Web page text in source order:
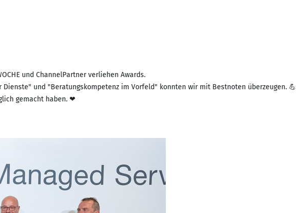
und ChannelPartner verliehen Awards.
und "Beratungskompetenz im Vorfeld" konnten wir mit Bestnoten überzeugen. 💪
gemacht haben. ❤